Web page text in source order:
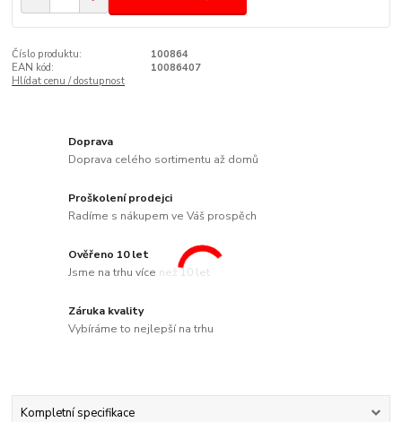
Číslo produktu:
100864
EAN kód:
10086407
Hlídat cenu / dostupnost
Doprava
Doprava celého sortimentu až domů
Proškolení prodejci
Radíme s nákupem ve Váš prospěch
Ověřeno 10 let
Jsme na trhu více než 10 let
Záruka kvality
Vybíráme to nejlepší na trhu
Kompletní specifikace